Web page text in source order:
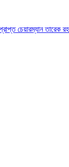
চেয়ারম্যান তারেক